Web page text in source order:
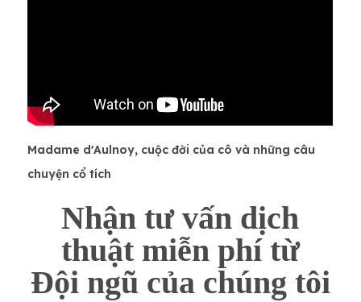
Madame d'Aulnoy, cuộc đời của cô và những câu
chuyện cổ tích
Nhận tư vấn dịch
thuật miễn phí từ
Đội ngũ của chúng tôi